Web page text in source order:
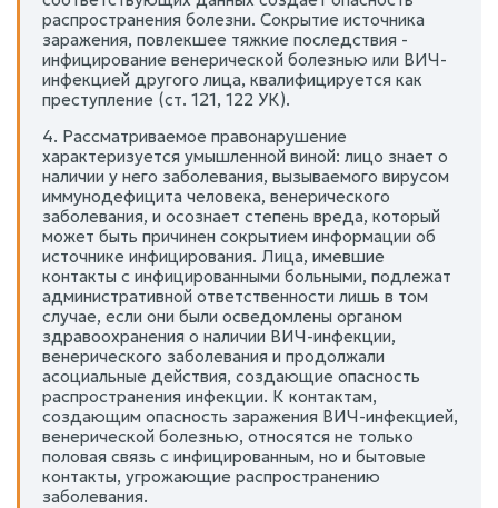
распространения болезни. Сокрытие источника
заражения, повлекшее тяжкие последствия -
инфицирование венерической болезнью или ВИЧ-
инфекцией другого лица, квалифицируется как
преступление (ст. 121, 122 УК).
4. Рассматриваемое правонарушение
характеризуется умышленной виной: лицо знает о
наличии у него заболевания, вызываемого вирусом
иммунодефицита человека, венерического
заболевания, и осознает степень вреда, который
может быть причинен сокрытием информации об
источнике инфицирования. Лица, имевшие
контакты с инфицированными больными, подлежат
административной ответственности лишь в том
случае, если они были осведомлены органом
здравоохранения о наличии ВИЧ-инфекции,
венерического заболевания и продолжали
асоциальные действия, создающие опасность
распространения инфекции. К контактам,
создающим опасность заражения ВИЧ-инфекцией,
венерической болезнью, относятся не только
половая связь с инфицированным, но и бытовые
контакты, угрожающие распространению
заболевания.